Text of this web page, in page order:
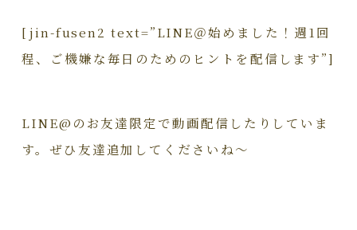
[jin-fusen2 text=”LINE＠始めました！週1回
程、ご機嫌な毎日のためのヒントを配信します”]
LINE@のお友達限定で動画配信したりしていま
す。ぜひ友達追加してくださいね～